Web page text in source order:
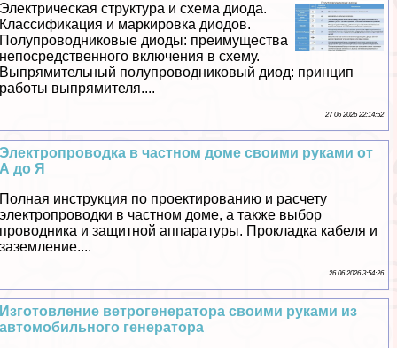
Электрическая структура и схема диода.
Классификация и маркировка диодов.
Полупроводниковые диоды: преимущества
непосредственного включения в схему.
Выпрямительный полупроводниковый диод: принцип
работы выпрямителя....
27 06 2026 22:14:52
Электропроводка в частном доме своими руками от
А до Я
Полная инструкция по проектированию и расчету
электропроводки в частном доме, а также выбор
проводника и защитной аппаратуры. Прокладка кабеля и
заземление....
26 06 2026 3:54:26
Изготовление ветрогенератора своими руками из
автомобильного генератора